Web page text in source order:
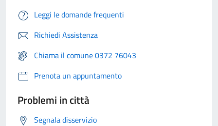
Leggi le domande frequenti
Richiedi Assistenza
Chiama il comune 0372 76043
Prenota un appuntamento
Problemi in città
Segnala disservizio